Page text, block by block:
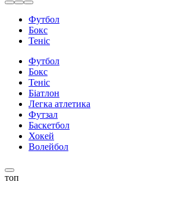
Футбол
Бокс
Теніс
Футбол
Бокс
Теніс
Біатлон
Легка атлетика
Футзал
Баскетбол
Хокей
Волейбол
топ